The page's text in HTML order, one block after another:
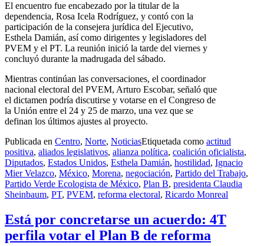
El encuentro fue encabezado por la titular de la
dependencia, Rosa Icela Rodríguez, y contó con la
participación de la consejera jurídica del Ejecutivo,
Esthela Damián, así como dirigentes y legisladores del
PVEM y el PT. La reunión inició la tarde del viernes y
concluyó durante la madrugada del sábado.
Mientras continúan las conversaciones, el coordinador
nacional electoral del PVEM, Arturo Escobar, señaló que
el dictamen podría discutirse y votarse en el Congreso de
la Unión entre el 24 y 25 de marzo, una vez que se
definan los últimos ajustes al proyecto.
Publicada en Centro, Norte, NoticiasEtiquetada como actitud
positiva, aliados legislativos, alianza política, coalición oficialista,
Diputados, Estados Unidos, Esthela Damián, hostilidad, Ignacio
Mier Velazco, México, Morena, negociación, Partido del Trabajo,
Partido Verde Ecologista de México, Plan B, presidenta Claudia
Sheinbaum, PT, PVEM, reforma electoral, Ricardo Monreal
Está por concretarse un acuerdo: 4T
perfila votar el Plan B de reforma